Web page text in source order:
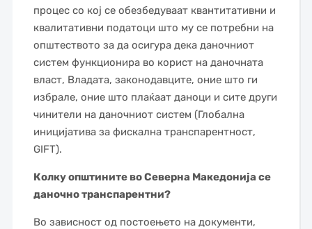
процес со кој се обезбедуваат квантитативни и
квалитативни податоци што му се потребни на
општеството за да осигурa дека даночниот
систем функционира во корист на даночната
власт, Владата, законодавците, оние што ги
избрале, оние што плаќаат даноци и сите други
чинители на даночниот систем (Глобална
иницијатива за фискална транспарентност,
GIFT).
Колку општините во Северна Македонија се
даночно транспарентни?
Во зависност од постоењето на документи,